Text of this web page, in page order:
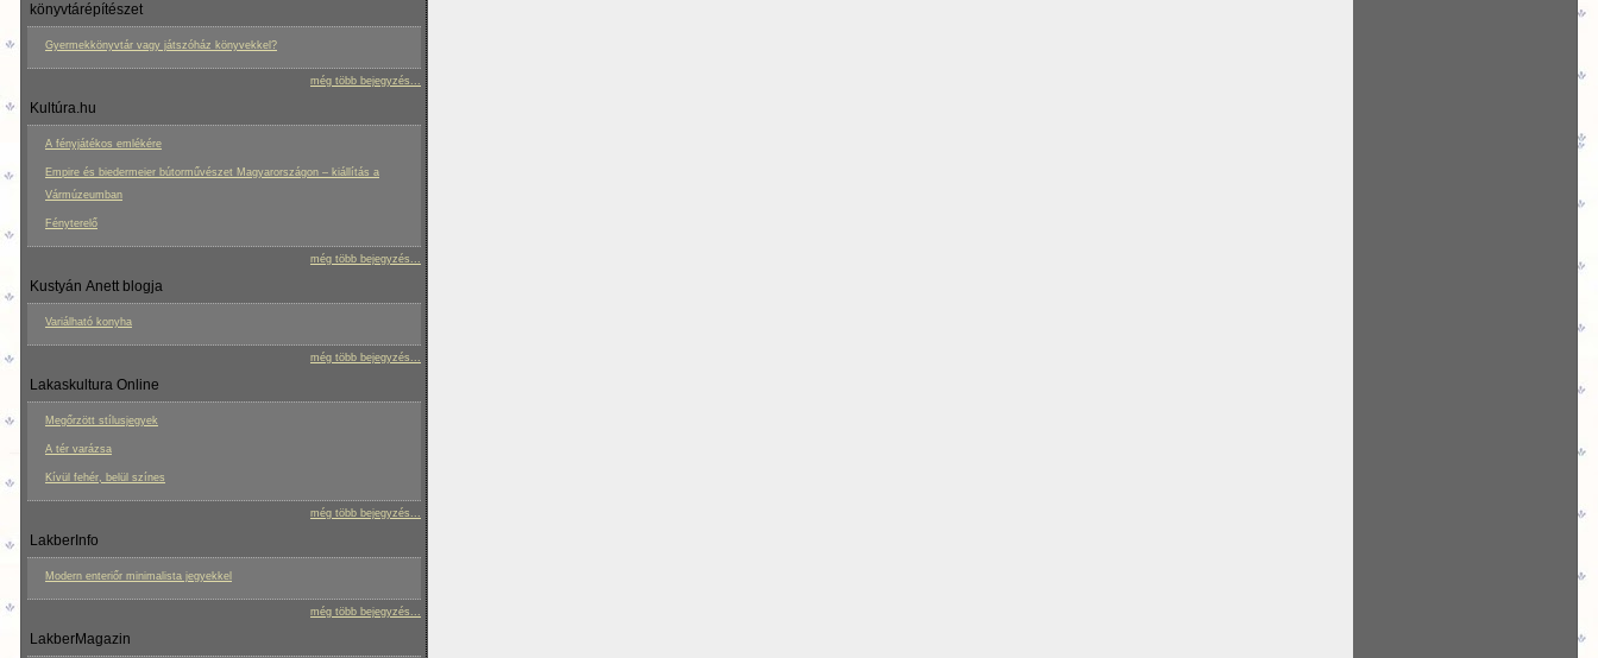
könyvtárépítészet
Gyermekkönyvtár vagy játszóház könyvekkel?
még több bejegyzés...
Kultúra.hu
A fényjátékos emlékére
Empire és biedermeier bútorművészet Magyarországon – kiállítás a
Vármúzeumban
Fényterelő
még több bejegyzés...
Kustyán Anett blogja
Variálható konyha
még több bejegyzés...
Lakaskultura Online
Megőrzött stílusjegyek
A tér varázsa
Kívül fehér, belül színes
még több bejegyzés...
LakberInfo
Modern enteriőr minimalista jegyekkel
még több bejegyzés...
LakberMagazin